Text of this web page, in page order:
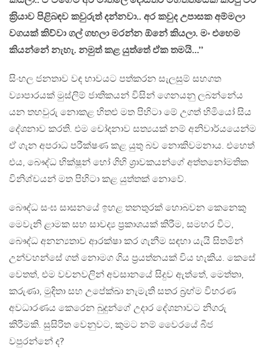
ක‍්‍රියාව පිළිබඳව කවුරුත් දන්නවා.. අර කවුද උපාසක අම්මලා
වගයක් කිව්වා ගල් ගහලා මරන්න ඕනේ කියලා. මං එහෙම
කියන්නේ නැහැ. නමුත් කළ යුත්තේ ඒක තමයි…’’
සිංහල ජනතාව වඳ භාවයට පත්කරන සැලසුම් සහගත
ව්‍යාපාරයක් මුස්ලිම් ජාතිකයන් විසින් ගෙනයනු ලබන්නේය
යන තහවුරු නොකළ හිතළු මත පිහිටා මේ උගත් හිමියෝ සිය
දේශනාව කරති. එම චෝදනාව සත්‍යයක් නම් අනිවාර්යයෙන්ම
ඒ ගැන අපරාධ පරීක්ෂණ කළ යුතු බව නොකිවමනාය. එහෙත්
එය, බෞද්ධ භික්ෂූන් හෝ ගිහි ශ‍්‍රාවකයන්ගේ අත්තනෝමතික
විනිශ්චයන් මත පිහිටා කළ යුත්තක් නොවේ.
බෞද්ධ සංඝ සාසනයේ ඉහළ තනතුරක් හොබවන කෙනෙකු
මෙවැනි ළාමක සහ සාවද්‍ය ප‍්‍රකාශයක් කිරීම, සමහර විට,
බෞද්ධ අනන්‍යතාව ආරක්ෂා කර ගැනීම සඳහා යැයි සිතමින්
උන්වහන්සේ ගත් නොමග ගිය ප‍්‍රයත්නයක් විය හැකිය. කෙසේ
වෙතත්, එම වචනවලින් අවසානයේ සිදුව ඇත්තේ, මෙත්තා,
කරුණා, මුදිතා සහ උපේක්ඛා නැමැති සතර බ‍්‍රහ්ම විහරණ
අවධාරණය කෙරෙන බුදුන්ගේ උදාර දේශනාවට නිගරු
කිරීමකි. සුසිරිත වෙනුවට, කුමට නම් වෛරයේ බීජ
වපුරන්නේ ද?